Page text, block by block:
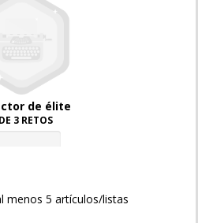
de élite
3 RETOS
menos 5 artículos/listas